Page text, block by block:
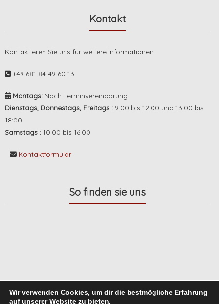
Kontakt
Kontaktieren Sie uns für weitere Informationen.
+49 681 84 49 60 13
Montags:Nach Terminvereinbarung
Dienstags, Donnestags, Freitags : 9:00 bis 12:00 und 13:00 bis
18:00
Samstags : 10:00 bis 16:00
Kontaktformular
So finden sie uns
Wir verwenden Cookies, um dir die bestmögliche Erfahrung
auf unserer Website zu bieten.